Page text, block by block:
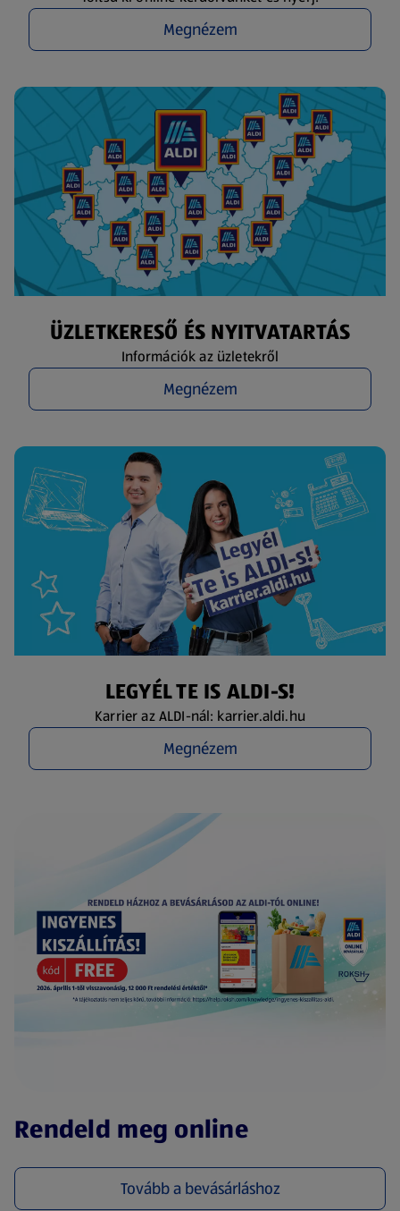
Megnézem
ÜZLETKERESŐ ÉS NYITVATARTÁS
Információk az üzletekről
Megnézem
LEGYÉL TE IS ALDI-S!
Karrier az ALDI-nál: karrier.aldi.hu
Megnézem
Rendeld meg online
Tovább a bevásárláshoz
(új oldalon nyílik meg)